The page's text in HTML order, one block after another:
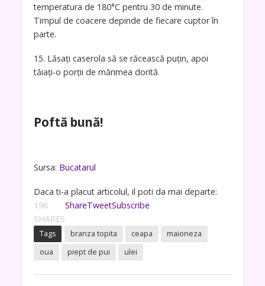
temperatura de 180°C pentru 30 de minute.
Timpul de coacere depinde de fiecare cuptor în
parte.
15. Lăsați caserola să se răcească puțin, apoi
tăiați-o porții de mărimea dorită.
Poftă bună!
Sursa: Bucatarul
Daca ti-a placut articolul, il poti da mai departe:
196
SHARES
ShareTweetSubscribe
Tags branza topita ceapa
maioneza
oua
piept de pui ulei